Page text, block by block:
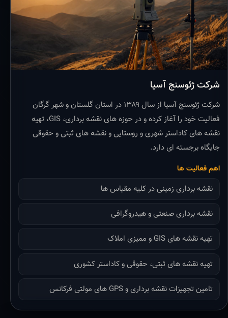
شرکت ژئوسنج آسیا
شرکت ژئوسنج آسیا از سال ۱۳۸۹ در استان گلستان و شهر گرگان
فعالیت خود را آغاز کرده و در حوزه های نقشه برداری، GIS، تهیه
نقشه های کاداستر شهری و روستایی و نقشه های ثبتی و حقوقی
جایگاه برجسته ای دارد.
اهم فعالیت ها
نقشه برداری زمینی در کلیه مقیاس ها
نقشه برداری صنعتی و هیدروگرافی
تهیه نقشه های GIS و ممیزی املاک
تهیه نقشه های ثبتی، حقوقی و کاداستر کشوری
تامین تجهیزات نقشه برداری و GPS های مولتی فرکانس